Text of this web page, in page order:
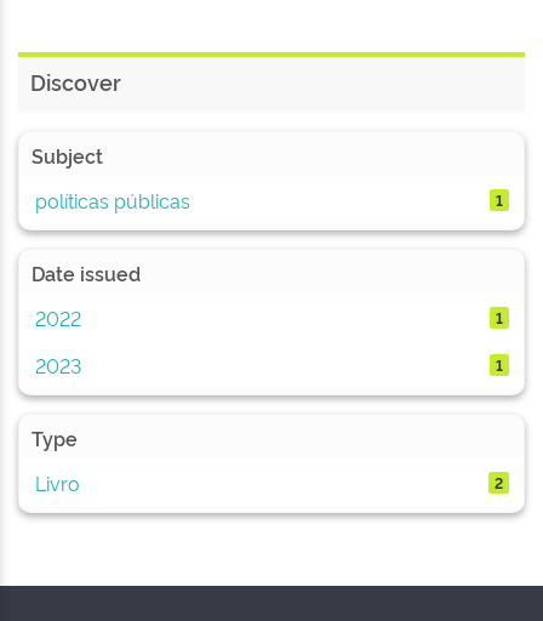
Discover
Subject
políticas públicas
1
Date issued
2022
1
2023 1
Type
Livro
2